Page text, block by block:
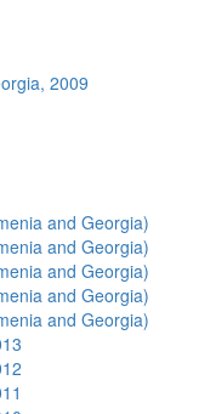
2009
and Georgia)
and Georgia)
and Georgia)
and Georgia)
and Georgia)